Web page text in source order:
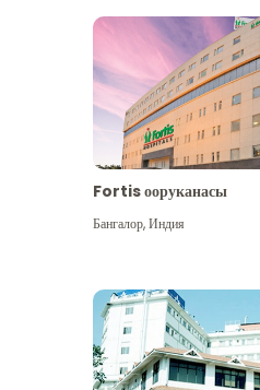
Fortis ооруканасы
Бангалор,Индия